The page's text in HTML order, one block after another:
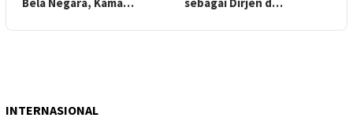
INTERNASIONAL